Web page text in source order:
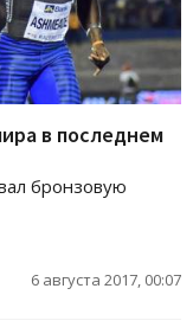
в последнем
бронзовую
6 августа 2017, 00:07